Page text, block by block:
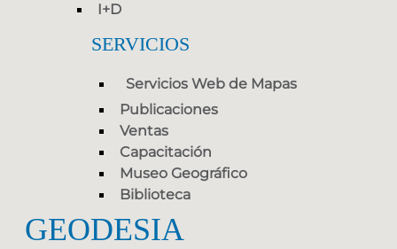
I+D
SERVICIOS
Servicios Web de Mapas
Publicaciones
Ventas
Capacitación
Museo Geográfico
Biblioteca
GEODESIA